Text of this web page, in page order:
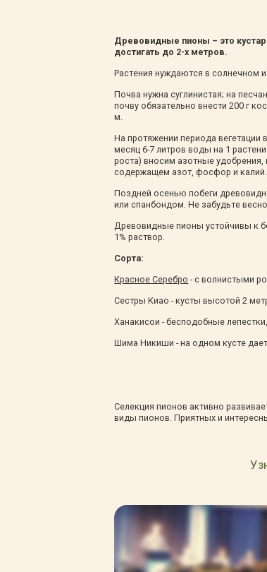
Древовидные пионы – это
достигать до 2-х метров.
Растения нуждаются в солнечном
Почва нужна суглинистая; на
почву обязательно внести 200 г
м.
На протяжении периода вегетации
месяц 6-7 литров воды на 1
роста) вносим азотные
содержащем азот, фосфор и калий.
Поздней осенью побеги
или спанбондом. Не забудьте
Древовидные пионы устойчивы к
1% раствор.
Сорта:
Красное Серебро - с волнистыми
Сестры Киао - кусты высотой 2
Ханакисои - бесподобные
Шима Никиши - на одном кусте
Селекция пионов активно
виды пионов. Приятных и